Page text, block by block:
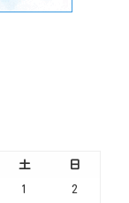
土
日
1
2